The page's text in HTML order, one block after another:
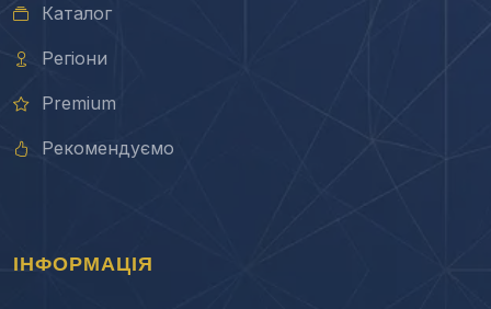
Каталог
Регіони
Premium
Рекомендуємо
ІНФОРМАЦІЯ